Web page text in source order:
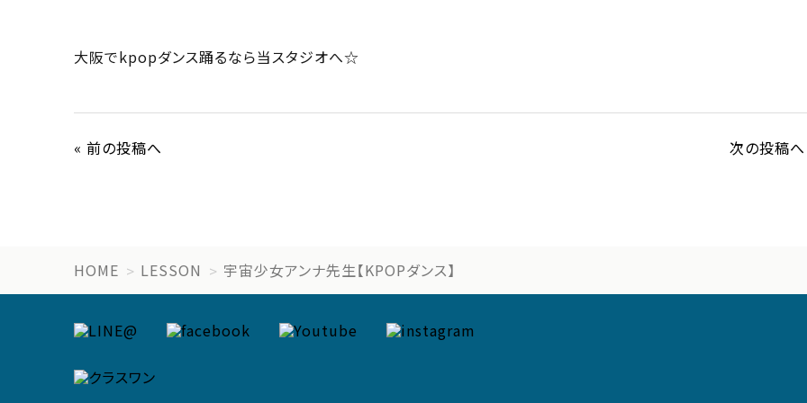
大阪でkpopダンス踊るなら当スタジオへ☆
« 前の投稿へ 次の投稿
HOME LESSON 宇宙少女アンナ先生【KPOPダンス】